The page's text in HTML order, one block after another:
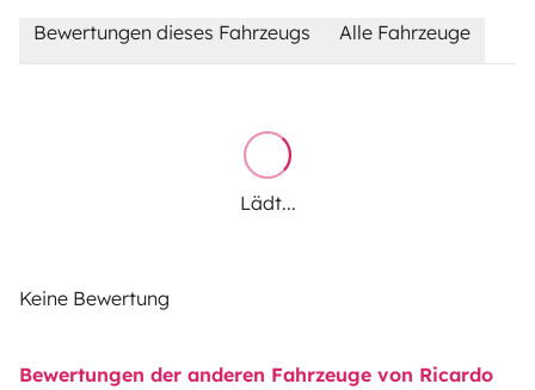
Bewertungen dieses Fahrzeugs Alle Fahrzeuge
Lädt...
Keine Bewertung
Bewertungen der anderen Fahrzeuge von Ricardo